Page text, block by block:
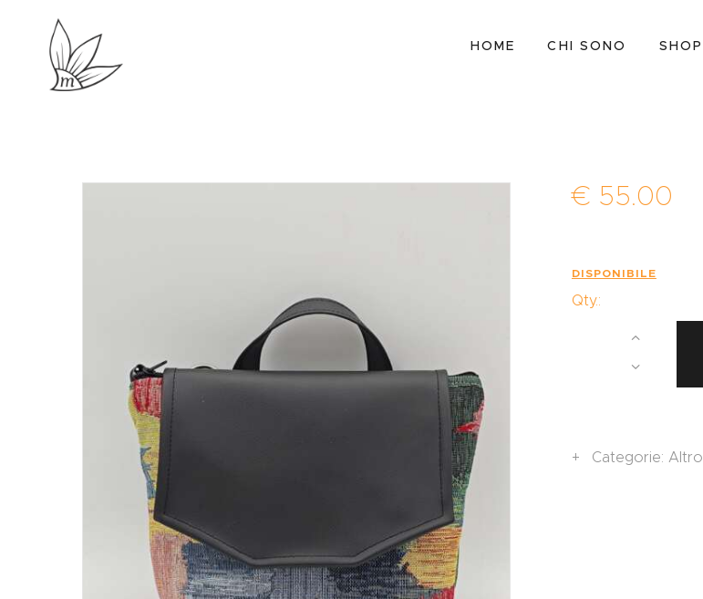
HOME CHI SONO SHOP
CHI SONO
CONTATTI
€ 55.00
DISPONIBILE
Qty.:
Categorie:Altro